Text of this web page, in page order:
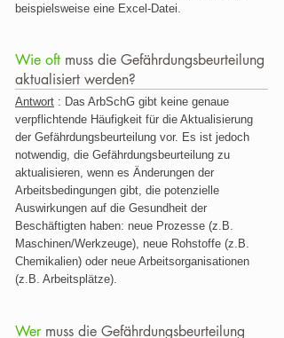
beispielsweise eine Excel-Datei.
Wie oft muss die Gefährdungsbeurteilung
aktualisiert werden?
Antwort : Das ArbSchG gibt keine genaue
verpflichtende Häufigkeit für die Aktualisierung
der Gefährdungsbeurteilung vor. Es ist jedoch
notwendig, die Gefährdungsbeurteilung zu
aktualisieren, wenn es Änderungen der
Arbeitsbedingungen gibt, die potenzielle
Auswirkungen auf die Gesundheit der
Beschäftigten haben: neue Prozesse (z.B.
Maschinen/Werkzeuge), neue Rohstoffe (z.B.
Chemikalien) oder neue Arbeitsorganisationen
(z.B. Arbeitsplätze).
Wermuss die Gefährdungsbeurteilung